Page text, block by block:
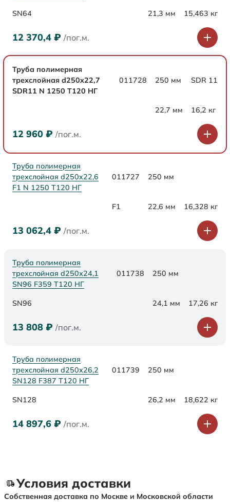
SN64 21,3 мм 15,463 кг
12 370,4 ₽ /пог.м.
Труба полимерная
трехслойная d250x22,7
SDR11 N 1250 Т120 НГ
011728 250 мм SDR 11
22,7 мм 16,2 кг
12 960 ₽ /пог.м.
Труба полимерная
трехслойная d250x22,6
F1 N 1250 Т120 НГ
011727 250 мм
F1 22,6 мм 16,328 кг
13 062,4 ₽ /пог.м.
Труба полимерная
трехслойная d250х24,1
SN96 F359 Т120 НГ
011738 250 мм
SN96 24,1 мм 17,26 кг
13 808 ₽ /пог.м.
Труба полимерная
трехслойная d250х26,2
SN128 F387 Т120 НГ
011739 250 мм
SN128 26,2 мм 18,622 кг
14 897,6 ₽ /пог.м.
Условия доставки
Собственная доставка по Москве и Московской области